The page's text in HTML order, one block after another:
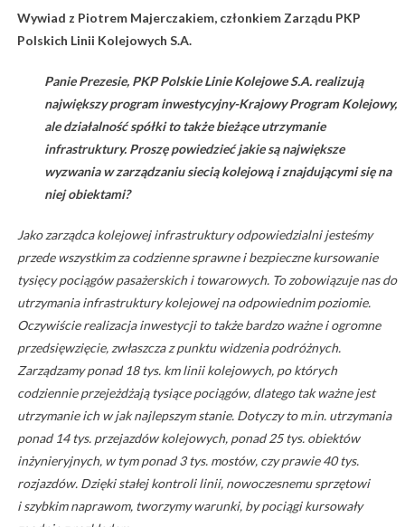
Wywiad z Piotrem Majerczakiem, członkiem Zarządu PKP
Polskich Linii Kolejowych S.A.
Panie Prezesie, PKP Polskie Linie Kolejowe S.A. realizują
największy program inwestycyjny-Krajowy Program Kolejowy,
ale działalność spółki to także bieżące utrzymanie
infrastruktury. Proszę powiedzieć jakie są największe
wyzwania w zarządzaniu siecią kolejową i znajdującymi się na
niej obiektami?
Jako zarządca kolejowej infrastruktury odpowiedzialni jesteśmy
przede wszystkim za codzienne sprawne i bezpieczne kursowanie
tysięcy pociągów pasażerskich i towarowych. To zobowiązuje nas do
utrzymania infrastruktury kolejowej na odpowiednim poziomie.
Oczywiście realizacja inwestycji to także bardzo ważne i ogromne
przedsięwzięcie, zwłaszcza z punktu widzenia podróżnych.
Zarządzamy ponad 18 tys. km linii kolejowych, po których
codziennie przejeżdżają tysiące pociągów, dlatego tak ważne jest
utrzymanie ich w jak najlepszym stanie. Dotyczy to m.in. utrzymania
ponad 14 tys. przejazdów kolejowych, ponad 25 tys. obiektów
inżynieryjnych, w tym ponad 3 tys. mostów, czy prawie 40 tys.
rozjazdów. Dzięki stałej kontroli linii, nowoczesnemu sprzętowi
i szybkim naprawom, tworzymy warunki, by pociągi kursowały